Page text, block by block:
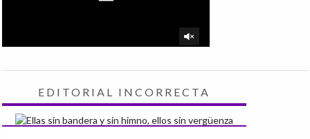
EDITORIAL INCORRECTA